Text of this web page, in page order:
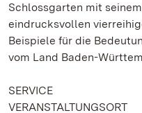
Schlossgarten mit
eindrucksvollen
Beispiele für die
vom Land Baden-
SERVICE
VERANSTALTUNGSORT